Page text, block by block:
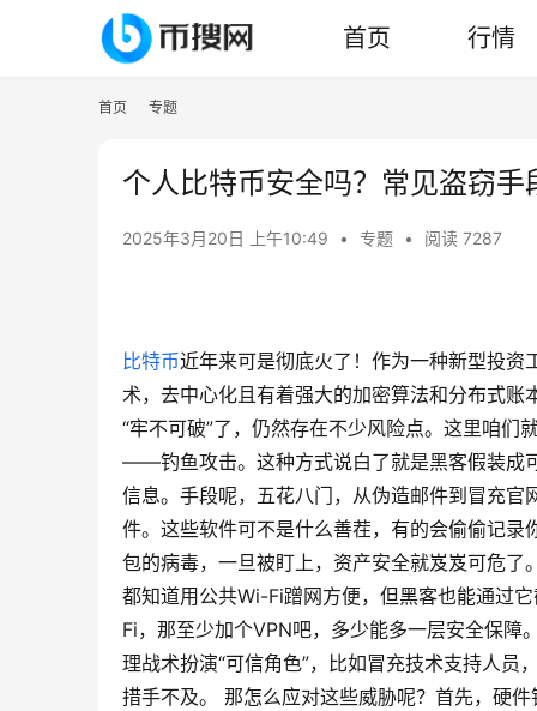
首页 行情
首页 专题
个人比特币安全吗？常见盗窃手
2025年3月20日 上午10:49 • 专题 • 阅读 7287
比特币近年来可是彻底火了！作为一种新型投
术，去中心化且有着强大的加密算法和分布式账
“牢不可破”了，仍然存在不少风险点。这里咱
——钓鱼攻击。这种方式说白了就是黑客假装成
信息。手段呢，五花八门，从伪造邮件到冒充官
件。这些软件可不是什么善茬，有的会偷偷记
包的病毒，一旦被盯上，资产安全就岌岌可危
都知道用公共Wi-Fi蹭网方便，但黑客也能通过
Fi，那至少加个VPN吧，多少能多一层安全保
理战术扮演“可信角色”，比如冒充技术支持人
措手不及。 那怎么应对这些威胁呢？首先，硬